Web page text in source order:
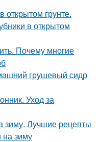
открытом грунте.
в открытом
Почему многие
грушевый сидр
Уход за
зиму. Лучшие рецепты
на зиму